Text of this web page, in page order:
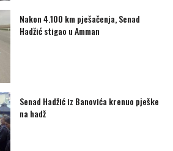
Nakon 4.100 km pješačenja, Senad
Hadžić stigao u Amman
Senad Hadžić iz Banovića krenuo pješke
na hadž